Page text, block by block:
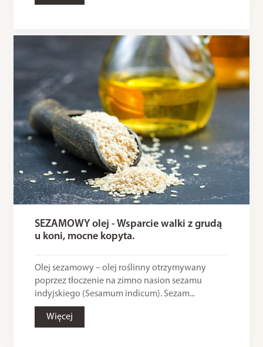
SEZAMOWY olej - Wsparcie walki z grudą
u koni, mocne kopyta.
Olej sezamowy – olej roślinny otrzymywany
poprzez tłoczenie na zimno nasion sezamu
indyjskiego (Sesamum indicum). Sezam...
Więcej